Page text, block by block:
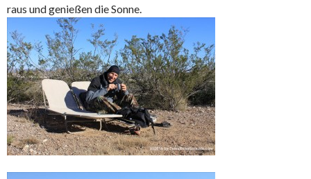
raus und genießen die Sonne.